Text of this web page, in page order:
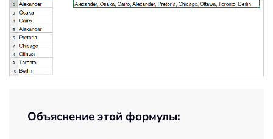
Объяснение этой формулы: